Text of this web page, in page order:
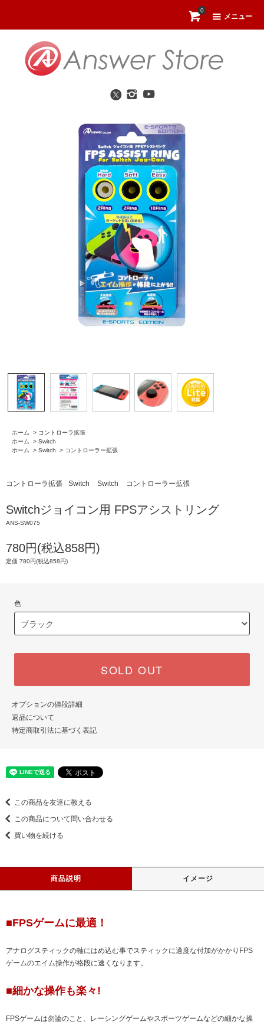
メニュー
0
ホーム > コントローラ拡張
ホーム
> Switch
ホーム
> Switch > コントローラー拡張
コントローラ拡張 Switch Switch コントローラー拡張
Switchジョイコン用 FPSアシストリング
ANS-SW075
780円(税込858円)
定価 780円(税込858円)
色
SOLD OUT
オプションの値段詳細
返品について
特定商取引法に基づく表記
この商品を友達に教える
この商品について問い合わせる
買い物を続ける
商品説明 イメージ
■FPSゲームに最適！
アナログスティックの軸にはめ込む事でスティックに適度な付加がかかりFPS
ゲームのエイム操作が格段に速くなります。
■細かな操作も楽々!
FPSゲームは勿論のこと、レーシングゲームやスポーツゲームなどの細かな操